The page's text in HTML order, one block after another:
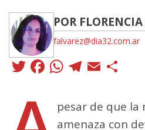
POR
falvarez@dia32.com.ar
Twitter
FacebookEmail
pesar de que la
amenaza con